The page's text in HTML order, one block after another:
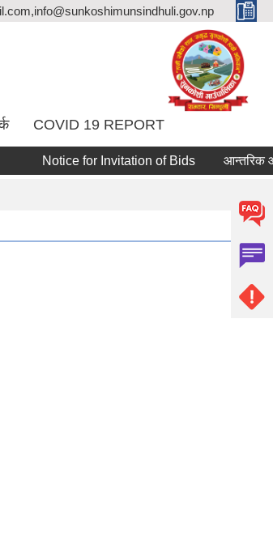
COVID 19 REPORT
Notice for Invitation of Bids आन्तरिक आय संकलन